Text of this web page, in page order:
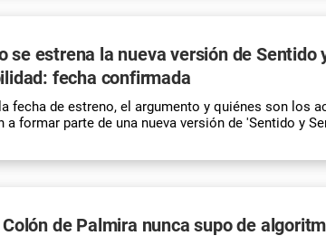
se estrena la nueva versión de Sentido
fecha confirmada
fecha de estreno, el argumento y quiénes son los
a formar parte de una nueva versión de 'Sentido y
Colón de Palmira nunca supo de